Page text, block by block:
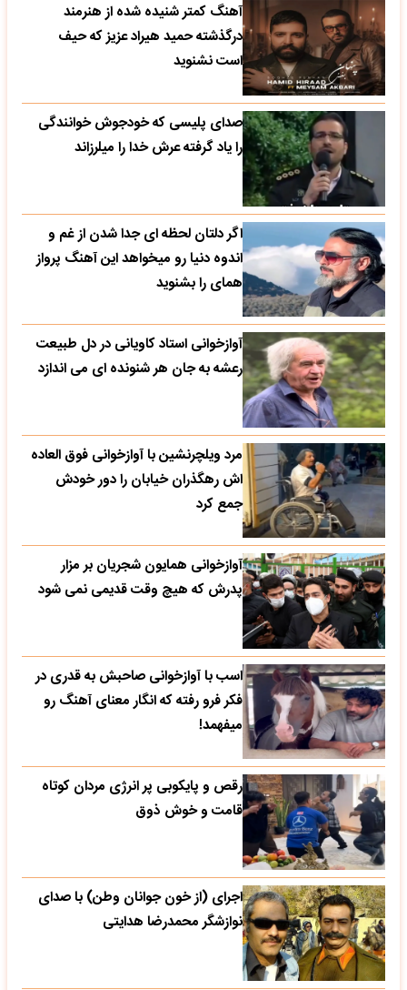
آهنگ کمتر شنیده شده از هنرمند
درگذشته حمید هیراد عزیز که حیف
است نشنوید
صدای پلیسی که خودجوش خوانندگی
را یاد گرفته عرش خدا را میلرزاند
اگر دلتان لحظه ای جدا شدن از غم و
اندوه دنیا رو میخواهد این آهنگ پرواز
همای را بشنوید
آوازخوانی استاد کاویانی در دل طبیعت
رعشه به جان هر شنونده ای می اندازد
مرد ویلچرنشین با آوازخوانی فوق العاده
اش رهگذران خیابان را دور خودش
جمع کرد
آوازخوانی همایون شجریان بر مزار
پدرش که هیچ وقت قدیمی نمی شود
اسب با آوازخوانی صاحبش به قدری در
فکر فرو رفته که انگار معنای آهنگ رو
میفهمد!
رقص و پایکوبی پر انرژی مردان کوتاه
قامت و خوش ذوق
اجرای (از خون جوانان وطن) با صدای
نوازشگر محمدرضا هدایتی